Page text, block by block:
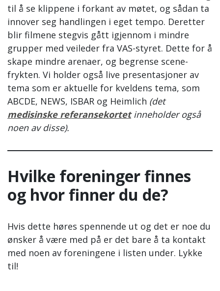
til å se klippene i forkant av møtet, og sådan ta
innover seg handlingen i eget tempo. Deretter
blir filmene stegvis gått igjennom i mindre
grupper med veileder fra VAS-styret. Dette for å
skape mindre arenaer, og begrense scene-
frykten. Vi holder også live presentasjoner av
tema som er aktuelle for kveldens tema, som
ABCDE, NEWS, ISBAR og Heimlich (det
medisinske referansekortetinneholder også
noen av disse).
Hvilke foreninger finnes
og hvor finner du de?
Hvis dette høres spennende ut og det er noe du
ønsker å være med på er det bare å ta kontakt
med noen av foreningene i listen under. Lykke
til!